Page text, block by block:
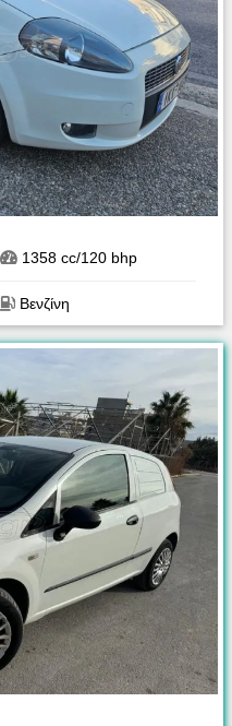
1358 cc/120 bhp
Βενζίνη